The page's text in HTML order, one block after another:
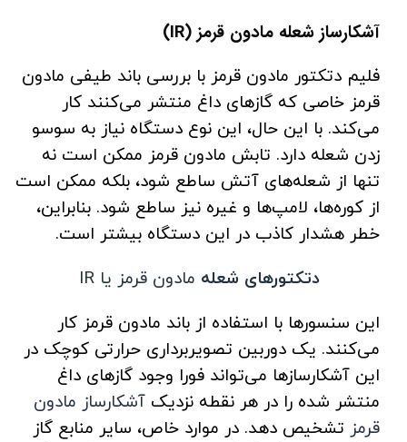
آشکارساز شعله مادون قرمز (IR)
فلیم دتکتور مادون قرمز با بررسی باند طیفی مادون
قرمز خاصی که گازهای داغ منتشر می‌کنند کار
می‌کند. با این حال، این نوع دستگاه نیاز به سوسو
زدن شعله دارد. تابش مادون قرمز ممکن است نه
تنها از شعله‌های آتش ساطع شود، بلکه ممکن است
از کوره‌ها، لامپ‌ها و غیره نیز ساطع شود. بنابراین،
خطر هشدار کاذب در این دستگاه بیشتر است.
دتکتورهای شعله مادون قرمز یا IR
این سنسورها با استفاده از باند مادون قرمز کار
می‌کنند. یک دوربین تصویربرداری حرارتی کوچک در
این آشکارسازها می‌تواند فورا وجود گازهای داغ
منتشر شده را در هر نقطه نزدیک آشکارساز مادون
قرمز تشخیص دهد. در موارد خاص، سایر منابع گاز